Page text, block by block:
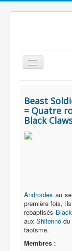
Basculer
la
Accueil
Toku-Actrices
Toku-Critiques
Séries
Artiste
Lexique
Beast
= Quatre
Black
Androïdes au
première fois,
rebaptisés
auxShitennô
taoïsme.
Membres :